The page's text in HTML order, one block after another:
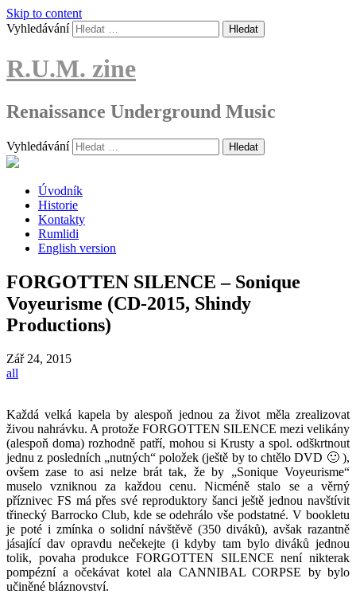
Skip to content
Vyhledávání
R.U.M. zine
Renaissance Underground Music
Vyhledávání
Úvodník
Historie
Kontakty
Rumlidi
English version
FORGOTTEN SILENCE – Sonique
Voyeurisme (CD-2015, Shindy
Productions)
Zář 24, 2015
all
Každá velká kapela by alespoň jednou za život měla zrealizovat
živou nahrávku. A protože FORGOTTEN SILENCE mezi velikány
(alespoň doma) rozhodně patří, mohou si Krusty a spol. odškrtnout
jednu z posledních „nutných“ položek (ještě by to chtělo DVD 🙂 ),
ovšem zase to asi nelze brát tak, že by „Sonique Voyeurisme“
muselo vzniknou za každou cenu. Nicméně stalo se a věrný
příznivec FS má přes své reproduktory šanci ještě jednou navštívit
třinecký Barrocko Club, kde se odehrálo vše podstatné. V bookletu
je poté i zmínka o solidní návštěvě (350 diváků), avšak razantně
jásající dav opravdu nečekejte (i kdyby tam bylo diváků jednou
tolik, povaha produkce FORGOTTEN SILENCE není nikterak
pompézní a očekávat kotel ala CANNIBAL CORPSE by bylo
učiněné bláznovství.